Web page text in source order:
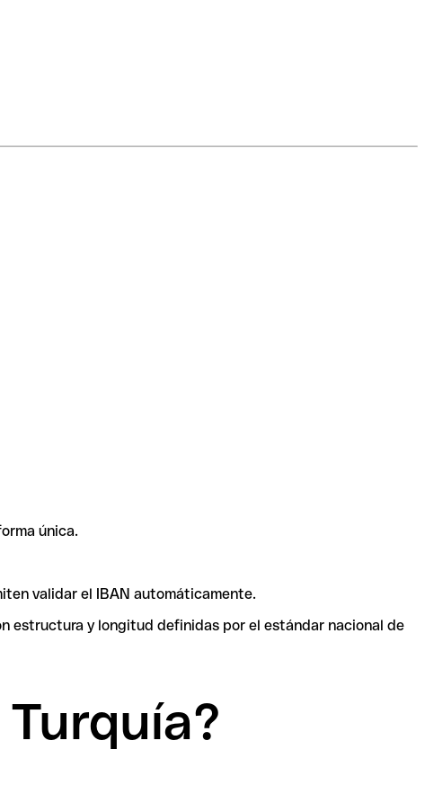
única.
validar el IBAN automáticamente.
estructura y longitud definidas por el estándar nacional de